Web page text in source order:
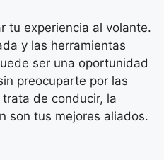
tu experiencia al volante.
y las herramientas
ser una oportunidad
preocuparte por las
de conducir, la
son tus mejores aliados.